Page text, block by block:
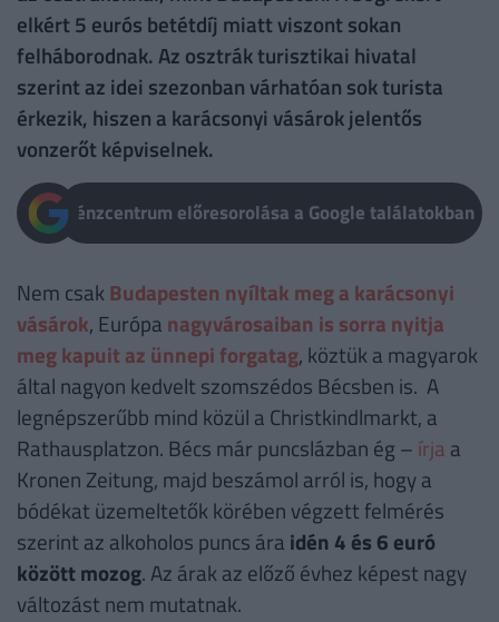
elkért 5 eurós betétdíj miatt viszont sokan
felháborodnak. Az osztrák turisztikai hivatal
szerint az idei szezonban várhatóan sok turista
érkezik, hiszen a karácsonyi vásárok jelentős
vonzerőt képviselnek.
Pénzcentrum előresorolása a Google találatokban
Nem csakBudapesten nyíltak meg a karácsonyi
vásárok, Európa nagyvárosaiban is sorra nyitja
meg kapuit az ünnepi forgatag, köztük a magyarok
által nagyon kedvelt szomszédos Bécsben is. A
legnépszerűbb mind közül a Christkindlmarkt, a
Rathausplatzon. Bécs már puncslázban ég – írja a
Kronen Zeitung, majd beszámol arról is, hogy a
bódékat üzemeltetők körében végzett felmérés
szerint az alkoholos puncs ára idén 4 és 6 euró
között mozog. Az árak az előző évhez képest nagy
változást nem mutatnak.